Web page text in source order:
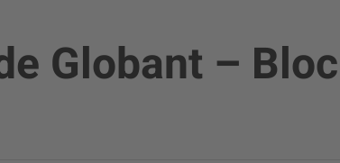
Globant –